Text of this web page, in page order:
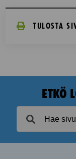
TULOSTA
ETKÖ